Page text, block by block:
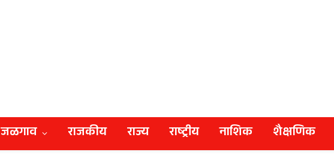
जळगाव राजकीय राज्य राष्ट्रीय नाशिक शैक्षणिक